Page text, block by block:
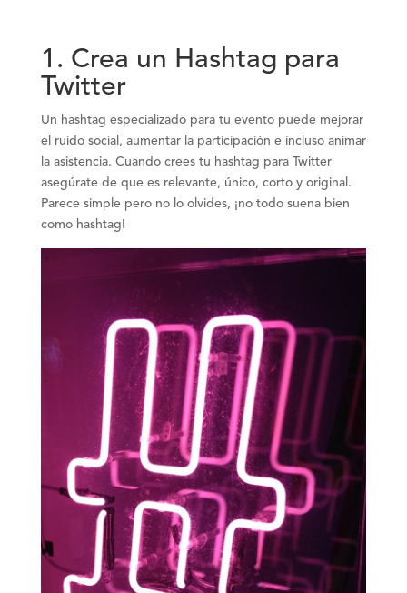
1. Crea un Hashtag para
Twitter
Un hashtag especializado para tu evento puede mejorar
el ruido social, aumentar la participación e incluso animar
la asistencia. Cuando crees tu hashtag para Twitter
asegúrate de que es relevante, único, corto y original.
Parece simple pero no lo olvides, ¡no todo suena bien
como hashtag!